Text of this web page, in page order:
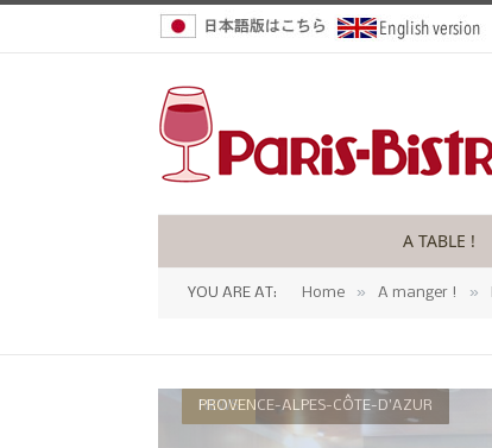
A TABLE !
YOU ARE AT: Home » A manger ! »
NEWS